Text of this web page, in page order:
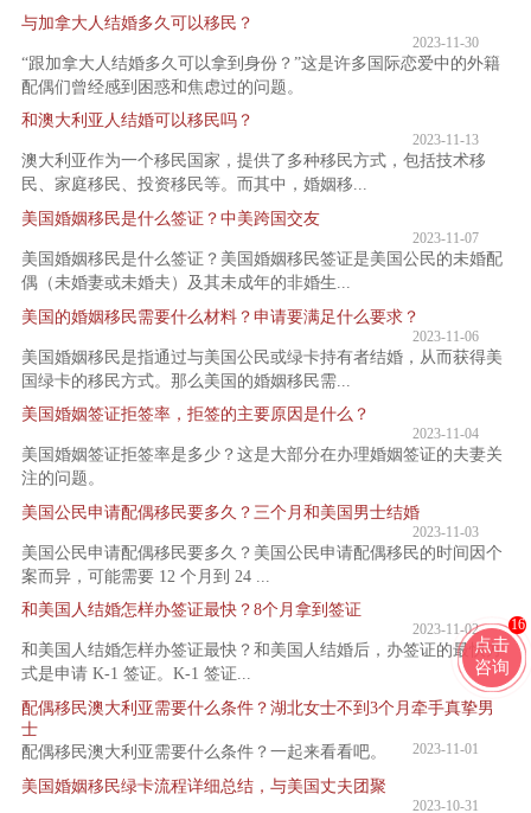
与加拿大人结婚多久可以移民？
2023-11-30
“跟加拿大人结婚多久可以拿到身份？”这是许多国际恋爱中的外籍
配偶们曾经感到困惑和焦虑过的问题。
和澳大利亚人结婚可以移民吗？
2023-11-13
澳大利亚作为一个移民国家，提供了多种移民方式，包括技术移
民、家庭移民、投资移民等。而其中，婚姻移...
美国婚姻移民是什么签证？中美跨国交友
2023-11-07
美国婚姻移民是什么签证？美国婚姻移民签证是美国公民的未婚配
偶（未婚妻或未婚夫）及其未成年的非婚生...
美国的婚姻移民需要什么材料？申请要满足什么要求？
2023-11-06
美国婚姻移民是指通过与美国公民或绿卡持有者结婚，从而获得美
国绿卡的移民方式。那么美国的婚姻移民需...
美国婚姻签证拒签率，拒签的主要原因是什么？
2023-11-04
美国婚姻签证拒签率是多少？这是大部分在办理婚姻签证的夫妻关
注的问题。
美国公民申请配偶移民要多久？三个月和美国男士结婚
2023-11-03
美国公民申请配偶移民要多久？美国公民申请配偶移民的时间因个
案而异，可能需要 12 个月到 24 ...
和美国人结婚怎样办签证最快？8个月拿到签证
2023-11-02
和美国人结婚怎样办签证最快？​和美国人结婚后，办签证的最快方
式是申请 K-1 签证。K-1 签证...
配偶移民澳大利亚需要什么条件？湖北女士不到3个月牵手真挚男
士
2023-11-01
配偶移民澳大利亚需要什么条件？一起来看看吧。
美国婚姻移民绿卡流程详细总结，与美国丈夫团聚
2023-10-31
点击
咨询
16